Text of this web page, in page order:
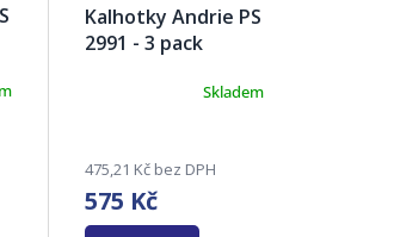
Kalhotky Andrie PS
2991 - 3 pack
Skladem
475,21 Kč bez DPH
575 Kč